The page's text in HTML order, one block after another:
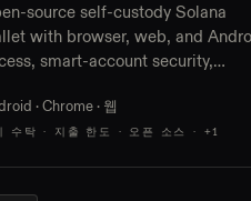
source self-custody Solana
with browser, web, and
smart-account security,
allowlists
· Chrome · 웹
수탁 · 지출 한도 · 오픈 소스 · +1